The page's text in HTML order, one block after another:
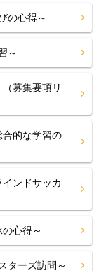
心得～
～
募集要項リ
的な学習の
ンドサッカ
心得～
ーズ訪問～